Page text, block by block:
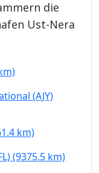
die
Ust-Nera
(AJY)
km)
(9375.5 km)